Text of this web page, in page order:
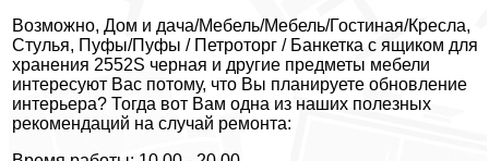
Возможно, Дом и дача/Мебель/Мебель/Гостиная/Кресла,
Стулья, Пуфы/Пуфы / Петроторг / Банкетка с ящиком для
хранения 2552S черная и другие предметы мебели
интересуют Вас потому, что Вы планируете обновление
интерьера? Тогда вот Вам одна из наших полезных
рекомендаций на случай ремонта: